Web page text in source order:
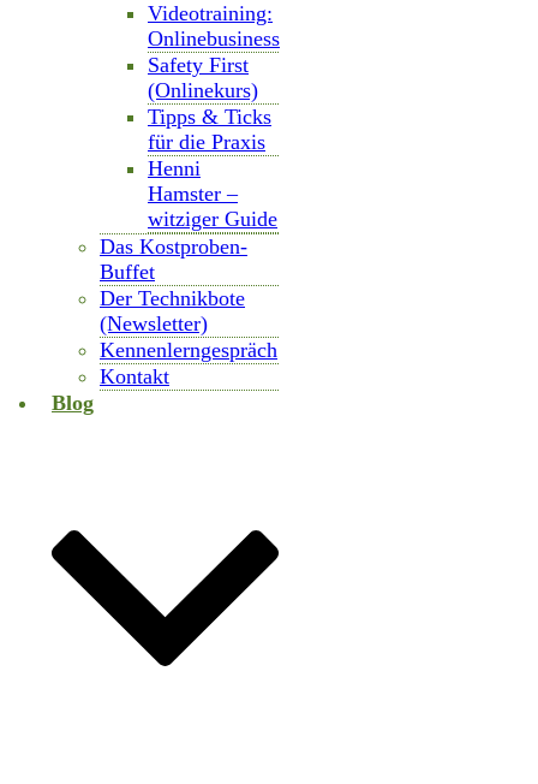
Videotraining:
Onlinebusiness
Safety First
(Onlinekurs)
Tipps & Ticks
für die Praxis
Henni
Hamster –
witziger Guide
Das Kostproben-
Buffet
Der Technikbote
(Newsletter)
Kennenlerngespräch
Kontakt
Blog